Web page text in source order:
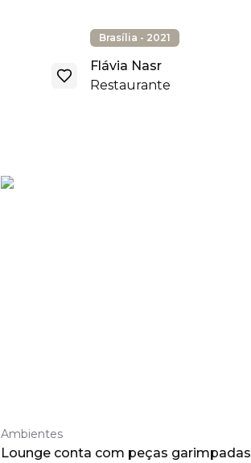
Brasília - 2021
Flávia Nasr
Restaurante
Ambientes
Lounge conta com peças garimpadas